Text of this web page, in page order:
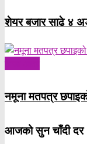
शेयर बजार साढे ४
नमूना मतपत्र
आजको सुन चाँदी दर